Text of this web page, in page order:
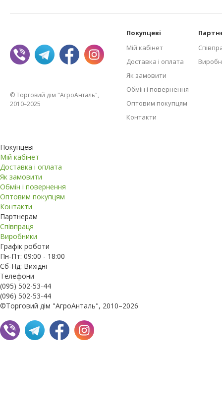
© Торговий дім "АгроАнталь",
2010–2025
Покупцеві
Мій кабінет
Доставка і оплата
Як замовити
Обмін і повернення
Оптовим покупцям
Контакти
Покупцеві
Мій кабінет
Доставка і оплата
Як замовити
Обмін і повернення
Оптовим покупцям
Контакти
Партнерам
Співпраця
Виробники
Графік роботи
Пн-Пт: 09:00 - 18:00
Сб-Нд: Вихідні
Телефони
(095) 502-53-44
(096) 502-53-44
©Торговий дім "АгроАнталь", 2010–2026